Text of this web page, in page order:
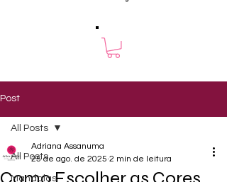
Post
All Posts
Mandalas
All Posts
Adriana Assanuma
25 de ago. de 2025 2 min de leitura